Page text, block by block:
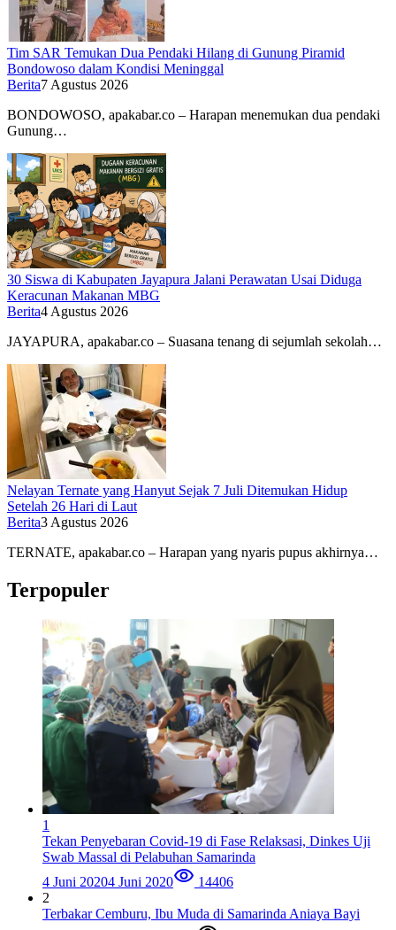
Tim SAR Temukan Dua Pendaki Hilang di Gunung Piramid
Bondowoso dalam Kondisi Meninggal
Berita7 Agustus 2026
BONDOWOSO, apakabar.co – Harapan menemukan dua pendaki
Gunung…
30 Siswa di Kabupaten Jayapura Jalani Perawatan Usai Diduga
Keracunan Makanan MBG
Berita4 Agustus 2026
JAYAPURA, apakabar.co – Suasana tenang di sejumlah sekolah…
Nelayan Ternate yang Hanyut Sejak 7 Juli Ditemukan Hidup
Setelah 26 Hari di Laut
Berita3 Agustus 2026
TERNATE, apakabar.co – Harapan yang nyaris pupus akhirnya…
Terpopuler
1
Tekan Penyebaran Covid-19 di Fase Relaksasi, Dinkes Uji
Swab Massal di Pelabuhan Samarinda
4 Juni 20204 Juni 2020
14406
2
Terbakar Cemburu, Ibu Muda di Samarinda Aniaya Bayi